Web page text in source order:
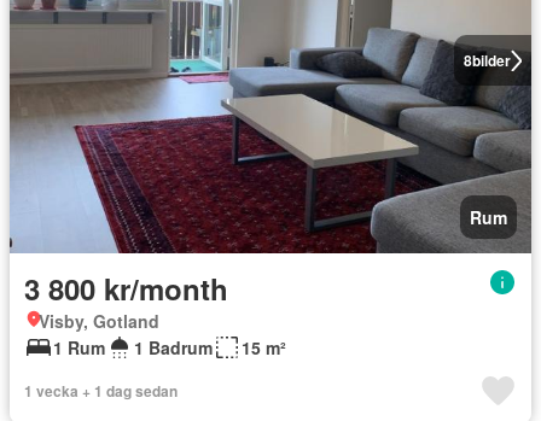
8bilder
Rum
3 800 kr/month
Visby, Gotland
1 Rum
1 Badrum 15 m²
1 vecka + 1 dag sedan